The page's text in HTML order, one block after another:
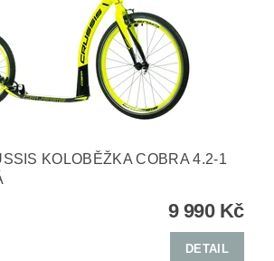
KOLOBĚŽKA COBRA 4.2-1
9 990 Kč
DETAIL